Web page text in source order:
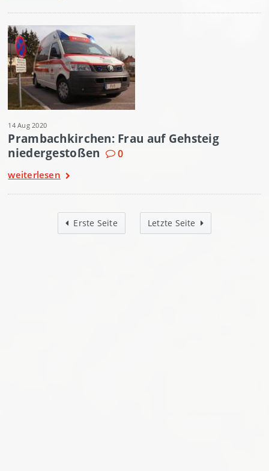
14 Aug 2020
Prambachkirchen: Frau auf Gehsteig
niedergestoßen
0
weiterlesen
Erste Seite Letzte Seite